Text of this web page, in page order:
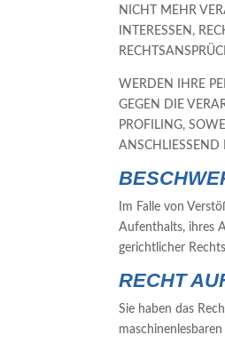
NICHT MEHR
INTERESSEN,
WERDEN IHRE
GEGEN DIE
PROFILING,
Im Falle von
Aufenthalts, ihres
gerichtlicher
RECHT
Sie haben das